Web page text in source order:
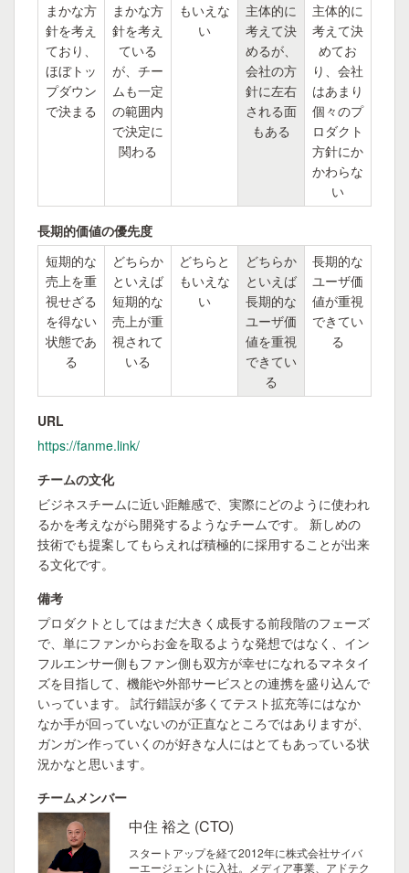
まかな方
針を考え
ており、
ほぼトッ
プダウン
で決まる
まかな方
針を考え
ている
が、チー
ムも一定
の範囲内
で決定に
関わる
もいえな
い
主体的に
考えて決
めるが、
会社の方
針に左右
される面
もある
主体的に
考えて決
めてお
り、会社
はあまり
個々のプ
ロダクト
方針にか
かわらな
い
長期的価値の優先度
短期的な
売上を重
視せざる
を得ない
状態であ
る
どちらか
といえば
短期的な
売上が重
視されて
いる
どちらと
もいえな
い
どちらか
といえば
長期的な
ユーザ価
値を重視
できてい
る
長期的な
ユーザ価
値が重視
できてい
る
URL
https://fanme.link/
チームの文化
ビジネスチームに近い距離感で、実際にどのように使われ
るかを考えながら開発するようなチームです。 新しめの
技術でも提案してもらえれば積極的に採用することが出来
る文化です。
備考
プロダクトとしてはまだ大きく成長する前段階のフェーズ
で、単にファンからお金を取るような発想ではなく、イン
フルエンサー側もファン側も双方が幸せになれるマネタイ
ズを目指して、機能や外部サービスとの連携を盛り込んで
いっています。 試行錯誤が多くてテスト拡充等にはなか
なか手が回っていないのが正直なところではありますが、
ガンガン作っていくのが好きな人にはとてもあっている状
況かなと思います。
チームメンバー
中住 裕之 (CTO)
スタートアップを経て2012年に株式会社サイバ
ーエージェントに入社。メディア事業、アドテク